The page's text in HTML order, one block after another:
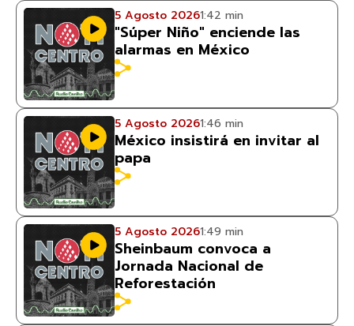
5 Agosto 20261:42 min
"Súper Niño" enciende las
alarmas en México
5 Agosto 20261:46 min
México insistirá en invitar al
papa
5 Agosto 20261:49 min
Sheinbaum convoca a
Jornada Nacional de
Reforestación